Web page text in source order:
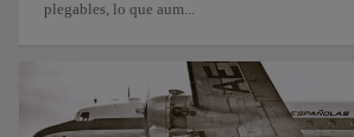
plegables, lo que aum...